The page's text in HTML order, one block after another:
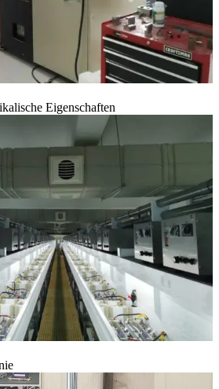
Eigenschaften